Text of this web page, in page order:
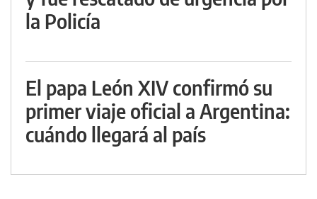
la Policía
El papa León XIV confirmó su
primer viaje oficial a Argentina:
cuándo llegará al país